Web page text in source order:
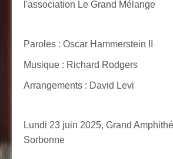
l'association Le Grand Mélange
Paroles : Oscar Hammerstein II
Musique : Richard Rodgers
Arrangements : David Levi
Lundi 23 juin 2025, Grand
Sorbonne